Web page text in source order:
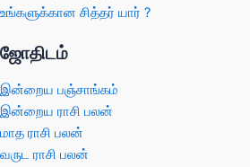
உங்களுக்கான சித்தர் யார் ?
ஜோதிடம்
இன்றைய பஞ்சாங்கம்
இன்றைய ராசி பலன்
மாத ராசி பலன்
வருட ராசி பலன்